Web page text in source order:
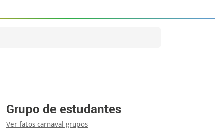
Grupo de estudantes
Ver fatos carnaval grupos